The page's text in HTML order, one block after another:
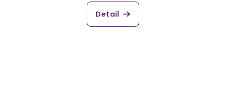
Detail